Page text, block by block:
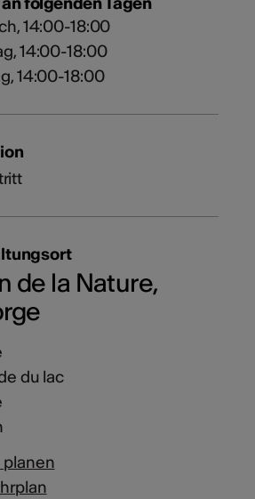
14:00-18:00
14:00-18:00
14:00-18:00
de la Nature,
du lac
planen